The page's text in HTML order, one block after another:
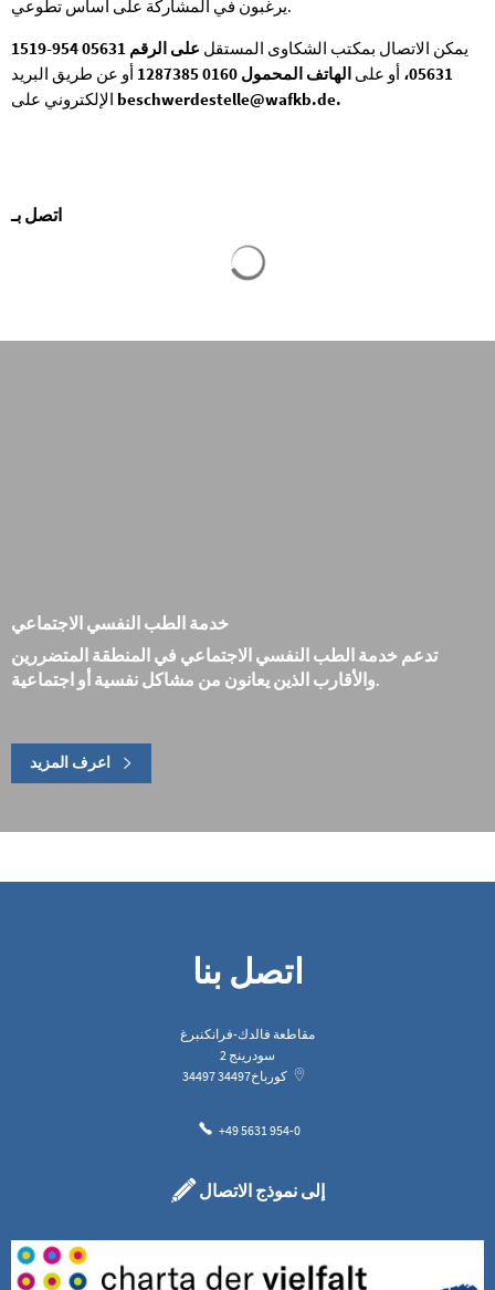
يرغبون في المشاركة على أساس تطوعي.
يمكن الاتصال بمكتب الشكاوى المستقل
على الرقم 05631 954-1519
05631، أو على الهاتف المحمول 0160 1287385
أو عن طريق البريد
beschwerdestelle@wafkb.de.
اتصل بـ
خدمة الطب النفسي الاجتماعي
تدعم خدمة الطب النفسي الاجتماعي في المنطقة المتضررين
والأقارب الذين يعانون من مشاكل نفسية أو اجتماعية.
اعرف المزيد
اتصل بنا
مقاطعة فالدك-فرانكنبرغ
سودرينج 2
34497
كورباخ34497
+49 5631 954-0
إلى نموذج الاتصال